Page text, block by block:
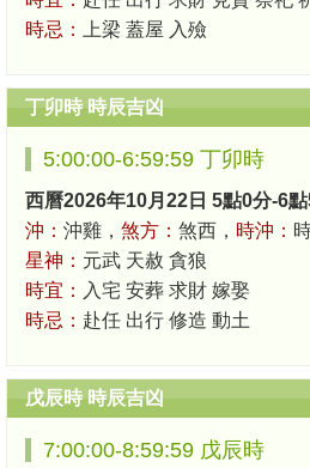
時忌：
上梁 蓋屋 入殮
丁卯時 時辰吉凶
5:00:00-6:59:59 丁卯時
西曆2026年10月22日 5點0分-6
沖： 沖雞， 煞方： 煞西， 時沖：
星神： 元武 天赦 貪狼
時宜： 入宅 安葬 求財 嫁娶
時忌： 赴任 出行 修造 動土
戊辰時 時辰吉凶
7:00:00-8:59:59 戊辰時